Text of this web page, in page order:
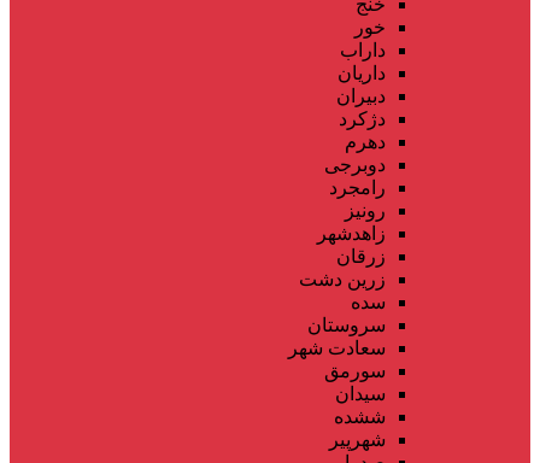
خور
داراب
داریان
دبیران
دژکرد
دهرم
دوبرجی
رامجرد
رونیز
زاهدشهر
زرقان
زرین دشت
سده
سروستان
سعادت شهر
سورمق
سیدان
ششده
شهرپیر